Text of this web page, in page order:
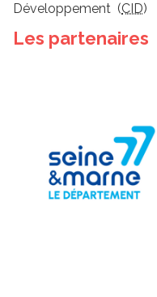
Développement (CID)
Les partenaires